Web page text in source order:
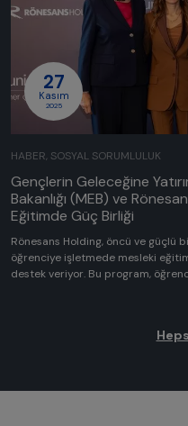
27
Kasım
2025
HABER, SOSYAL SORUMLULUK
Gençlerin Geleceğine
Bakanlığı (MEB) ve
Eğitimde Güç Birliği
Rönesans Holding, öncü ve güçlü
öğrenciye işletmede mesleki
destek veriyor. Bu program,